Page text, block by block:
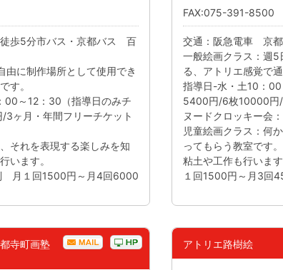
歩5分市バス・京都バス 百
に制作場所として使用でき
す。
～12：30（指導日のみチ
月・年間フリーチケット
それを表現する楽しみを知
います。
月１回1500円～月4回6000
FAX:075-391-8500
交通：阪急電車 京
一般絵画クラス：週5
る、アトリエ感覚で
指導日-水・土10：
5400円/6枚10000円/
ヌードクロッキー会
児童絵画クラス：何
ってもらう教室です。
粘土や工作も行いま
１回1500円～月3回
寺町画塾 アトリエ路樹絵